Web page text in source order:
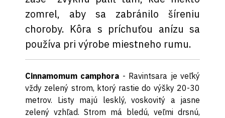
zomrel, aby sa zabránilo šíreniu
choroby. Kôra s príchuťou anízu sa
používa pri výrobe miestneho rumu.
Cinnamomum camphora - Ravintsara je veľký
vždy zelený strom, ktorý rastie do výšky 20-30
metrov. Listy majú lesklý, voskovitý a jasne
zelený vzhľad. Strom má bledú, veľmi drsnú,